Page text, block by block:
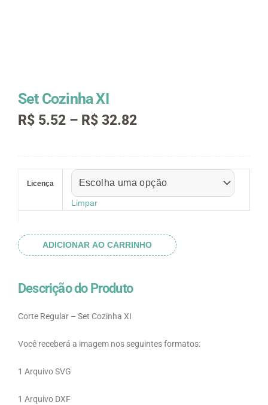
Set Cozinha XI
R$ 5.52 – R$ 32.82Faixa
através
R$ 32.82
Licença
Limpar
ADICIONAR AO CARRINHO
Descrição do Produto
Corte Regular – Set Cozinha XI
Você receberá a imagem nos seguintes formatos:
1 Arquivo SVG
1 Arquivo DXF